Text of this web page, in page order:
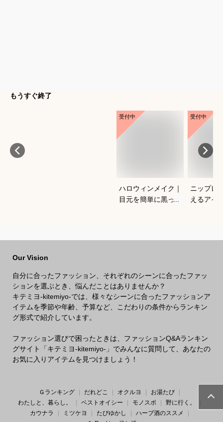
もうすぐ終了
受付中
ハロウィンメイク｜
目元を簡単に黒っぽ
受付中
ニップレ
えるアイ
Our Vision
自分に合ったファッション、それぞれのシーンに合ったファッ
ションを選ぶとき、悩んだことはありませんか？
キテミヨ-kitemiyo-では、様々なシーンに合ったファッションア
イテムを季節や年齢、予算など、こだわりの条件からランキン
グ形式で紹介しています。
ファッション選びで困ったときは、ファッションQ&Aランキン
グサイト「キテミヨ-kitemiyo-」でみんなに質問して、あなたの
お気に入りアイテムを見つけましょう！
Ｇランキング だれどこ オクルヨ
お湯たび
わたしと、暮らし。
ベストオイシー モノスポ
野に行く。
カウナラ
ミツケヨ たびゆかし
ハーブ酒のススメ